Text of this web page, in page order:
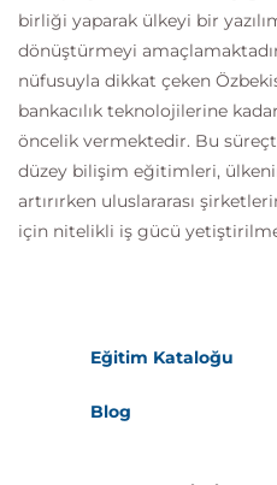
birliği yaparak ülkeyi bir
dönüştürmeyi
nüfusuyla dikkat çeken
bankacılık teknolojilerine
öncelik vermektedir. Bu
düzey bilişim eğitimleri,
artırırken uluslararası
için nitelikli iş gücü
Eğitim Kataloğu
Blog